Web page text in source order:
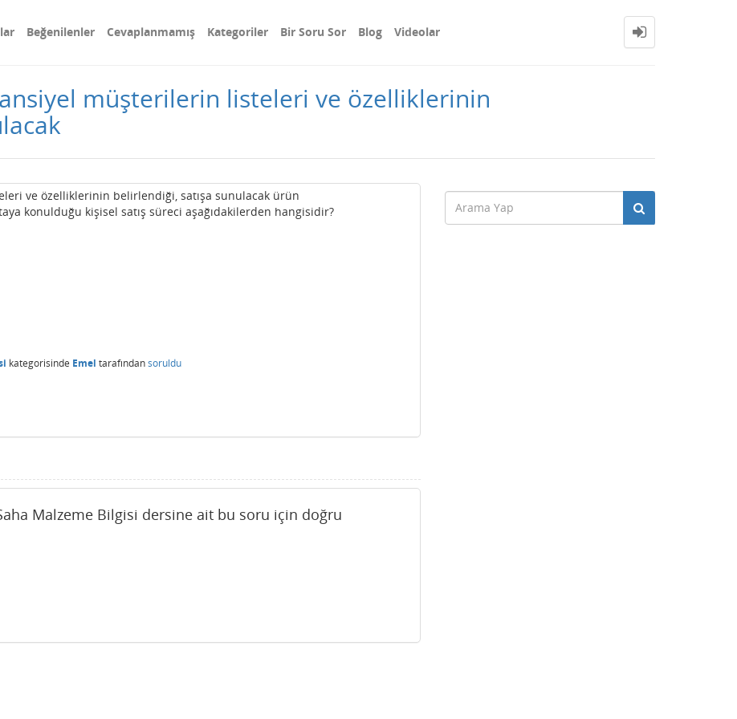
Beğenilenler Cevaplanmamış Kategoriler Bir Soru Sor Blog Videolar
müşterilerin listeleri ve özelliklerinin
ve özelliklerinin belirlendiği, satışa sunulacak ürün
konulduğu kişisel satış süreci aşağıdakilerden hangisidir?
kategorisinde Emel tarafındansoruldu
Malzeme Bilgisi dersine ait bu soru için doğru